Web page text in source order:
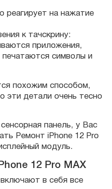
реагирует на нажатие
к тачскрину:
приложения,
символы и
похожим способом,
эти детали очень тесно
панель, у Вас
Ремонт iPhone 12 Pro
модуль.
12 Pro MAX
в себя все